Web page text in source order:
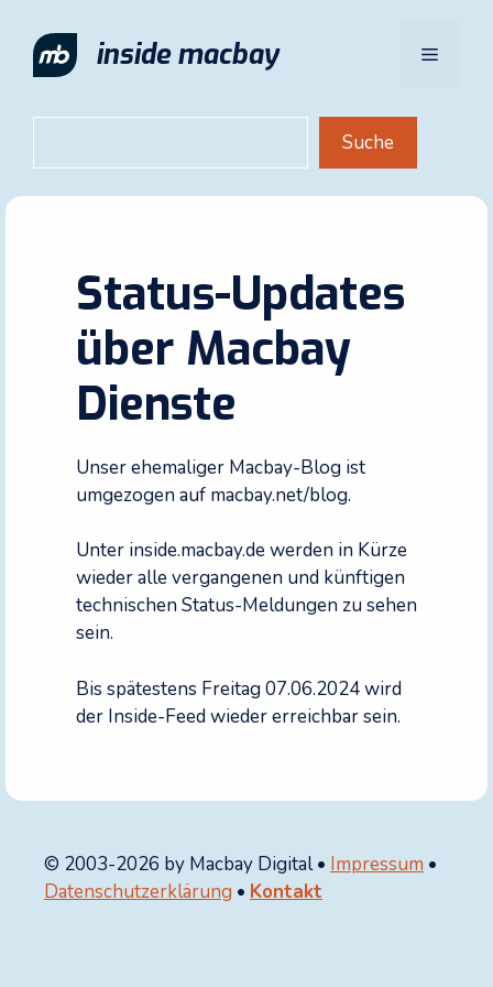
Inhalt
springen
inside macbay Menü
Suche
Status-Updates
über Macbay
Dienste
Unser ehemaliger Macbay-Blog ist
umgezogen auf macbay.net/blog.
Unter inside.macbay.de werden in Kürze
wieder alle vergangenen und künftigen
technischen Status-Meldungen zu sehen
sein.
Bis spätestens Freitag 07.06.2024 wird
der Inside-Feed wieder erreichbar sein.
© 2003-2026 by Macbay Digital • Impressum •
Datenschutzerklärung • Kontakt